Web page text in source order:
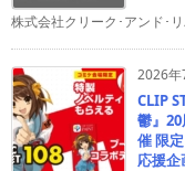
株式会社クリーク･アンド･
2026年
CLIP
鬱』
催 限
応援